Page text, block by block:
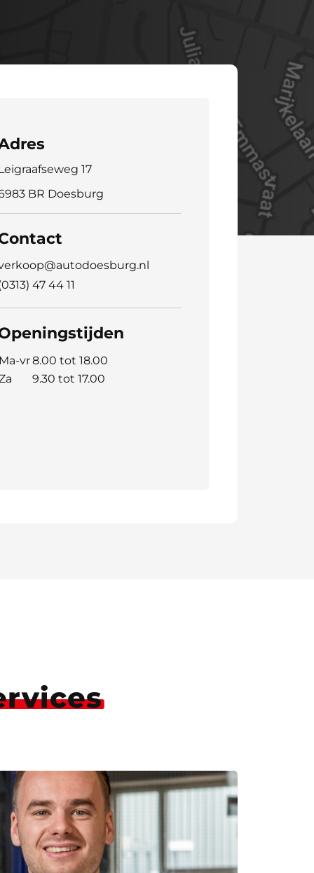
17
BR Doesburg
47 44 11
vr8.00 tot 18.00
9.30 tot 17.00